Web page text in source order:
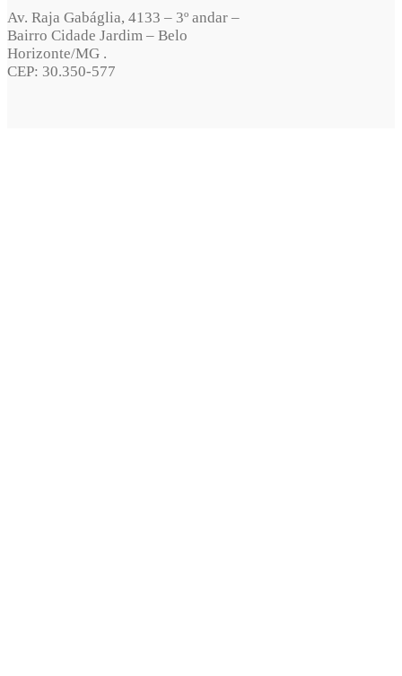
Av. Raja Gabáglia, 4133 – 3º andar –
Bairro Cidade Jardim – Belo
Horizonte/MG .
CEP: 30.350-577